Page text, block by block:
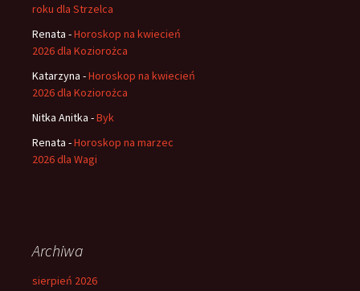
roku dla Strzelca
Renata -Horoskop na kwiecień
2026 dla Koziorożca
Katarzyna -Horoskop na kwiecień
2026 dla Koziorożca
Nitka Anitka -Byk
Renata -Horoskop na marzec
2026 dla Wagi
Archiwa
sierpień 2026